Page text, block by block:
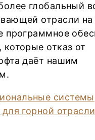
глобальный
отрасли на
программное
отказ от
даёт нашим